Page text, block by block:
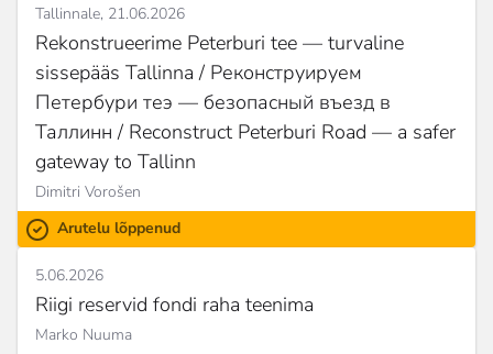
Tallinnale 21.06.2026
Rekonstrueerime Peterburi tee — turvaline
sissepääs Tallinna / Реконструируем
Петербури теэ — безопасный въезд в
Таллинн / Reconstruct Peterburi Road — a safer
gateway to Tallinn
Dimitri Vorošen
Arutelu lõppenud
5.06.2026
Riigi reservid fondi raha teenima
Marko Nuuma